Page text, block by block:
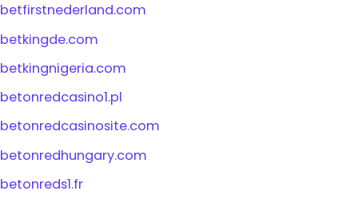
betfirstnederland.com
betkingde.com
betkingnigeria.com
betonredcasino1.pl
betonredcasinosite.com
betonredhungary.com
betonreds1.fr